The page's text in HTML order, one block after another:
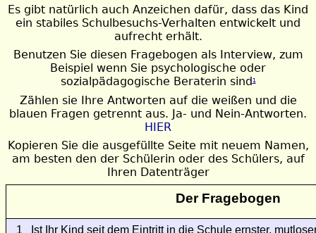
Es gibt natürlich auch Anzeichen dafür, dass das Kind
ein stabiles Schulbesuchs-Verhalten entwickelt und
aufrecht erhält.
Benutzen Sie diesen Fragebogen als Interview, zum
Beispiel wenn Sie psychologische oder
sozialpädagogische Beraterin sind1
Zählen sie Ihre Antworten auf die weißen und die
blauen Fragen getrennt aus. Ja- und Nein-Antworten.
HIER
Kopieren Sie die ausgefüllte Seite mit neuem Namen,
am besten den der Schülerin oder des Schülers, auf
Ihren Datenträger
Der Fragebogen
1 Ist Ihr Kind seit dem Eintritt in die Schule ernster,